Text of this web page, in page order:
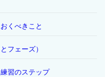
くべきこと
フェーズ）
習のステップ